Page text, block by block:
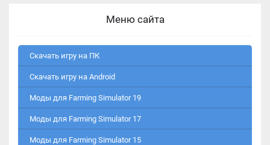
Меню сайта
Скачать игру на ПК
Скачать игру на Android
Моды для Farming Simulator 19
Моды для Farming Simulator 17
Моды для Farming Simulator 15